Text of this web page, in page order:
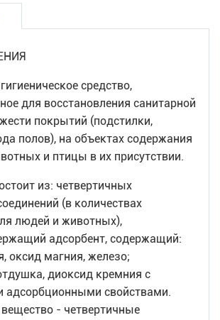
средство,
для восстановления санитарной
покрытий (подстилки,
полов), на объектах содержания
и птицы в их присутствии.
из: четвертичных
(в количествах
людей и животных),
адсорбент, содержащий:
оксид магния, железо;
диоксид кремния с
свойствами.
- четвертичные